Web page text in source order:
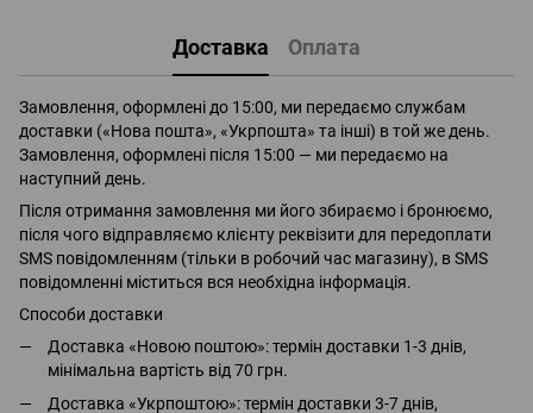
Доставка Оплата
Замовлення, оформлені до 15:00, ми передаємо службам
доставки («Нова пошта», «Укрпошта» та інші) в той же день.
Замовлення, оформлені після 15:00 — ми передаємо на
наступний день.
Після отримання замовлення ми його збираємо і бронюємо,
після чого відправляємо клієнту реквізити для передоплати
SMS повідомленням (тільки в робочий час магазину), в SMS
повідомленні міститься вся необхідна інформація.
Способи доставки
Доставка «Новою поштою»: термін доставки 1-3 днів,
мінімальна вартість від 70 грн.
Доставка «Укрпоштою»: термін доставки 3-7 днів,